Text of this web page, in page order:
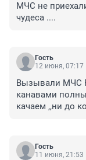
МЧС не
чудеса ....
Гость
12 июня, 07:17
Вызывали МЧС
канавами
качаем ,,ни до
,,,админ
внимание на
......Ливневая
Гость
11 июня, 21:53